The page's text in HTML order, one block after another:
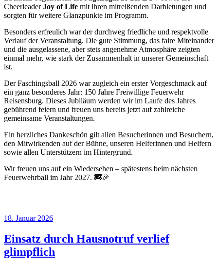
CheerleaderJoy of Life mit ihren mitreißenden Darbietungen und
sorgten für weitere Glanzpunkte im Programm.
Besonders erfreulich war der durchweg friedliche und respektvolle
Verlauf der Veranstaltung. Die gute Stimmung, das faire Miteinander
und die ausgelassene, aber stets angenehme Atmosphäre zeigten
einmal mehr, wie stark der Zusammenhalt in unserer Gemeinschaft
ist.
Der Faschingsball 2026 war zugleich ein erster Vorgeschmack auf
ein ganz besonderes Jahr: 150 Jahre Freiwillige Feuerwehr
Reisensburg. Dieses Jubiläum werden wir im Laufe des Jahres
gebührend feiern und freuen uns bereits jetzt auf zahlreiche
gemeinsame Veranstaltungen.
Ein herzliches Dankeschön gilt allen Besucherinnen und Besuchern,
den Mitwirkenden auf der Bühne, unseren Helferinnen und Helfern
sowie allen Unterstützern im Hintergrund.
Wir freuen uns auf ein Wiedersehen – spätestens beim nächsten
Feuerwehrball im Jahr 2027. 🚒🎉
Veröffentlicht
18. Januar 2026
Einsatz durch Hausnotruf verlief
glimpflich